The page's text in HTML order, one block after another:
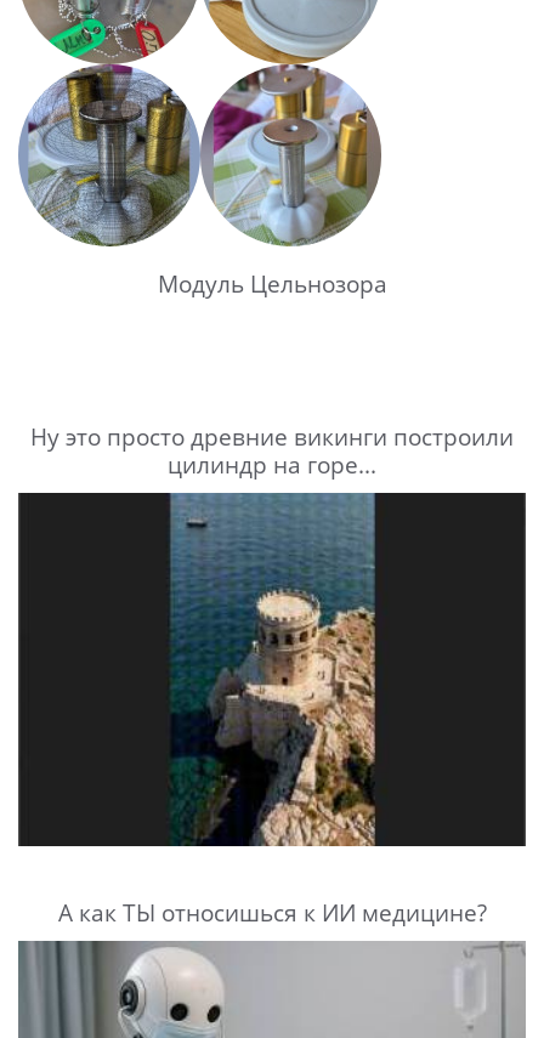
Модуль Цельнозора
Ну это просто древние викинги построили
цилиндр на горе...
А как ТЫ относишься к ИИ медицине?